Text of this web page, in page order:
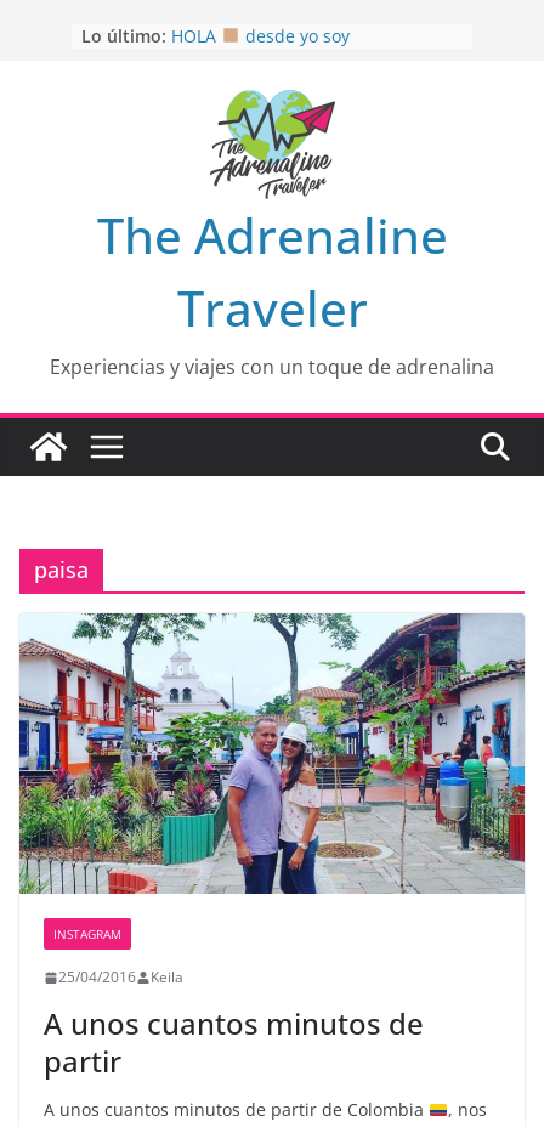
Lo último: HOLA
desde yo soy
EL SENDERO DEL CACAO: Excelente
opción
HOSPEDAJE AL NATURALSHH !!
OTRA PERSPECTIVA de RÍO EL
MULITO!
The Adrenaline
Traveler
Experiencias y viajes con un toque de adrenalina
paisa
INSTAGRAM
25/04/2016 Keila
A unos cuantos minutos de
partir
A unos cuantos minutos de partir de Colombia
, nos